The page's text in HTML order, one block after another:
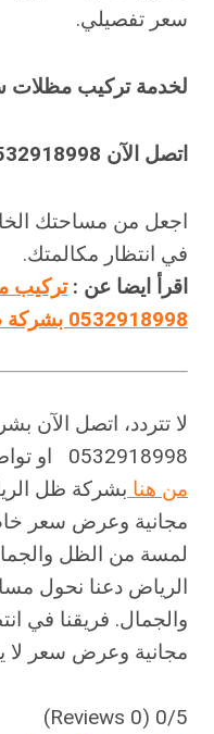
سعر تفصيلي.
لخدمة تركيب مظلات
اتصل الآن 0532918998 بشركة ظل الرياض
اجعل من مساحتك
في انتظار مكالمتك.
اقرأ ايضا عن :تركيب
0532918998 بشركة ظل الرياض
لا تتردد، اتصل الآن
0532918998 او تواصل علي الواتس اب
من هنا بشركة ظل
مجانية وعرض سعر
لمسة من الظل
الرياض دعنا نحول
والجمال. فريقنا في
مجانية وعرض سعر لا
0/5
(0 Reviews)